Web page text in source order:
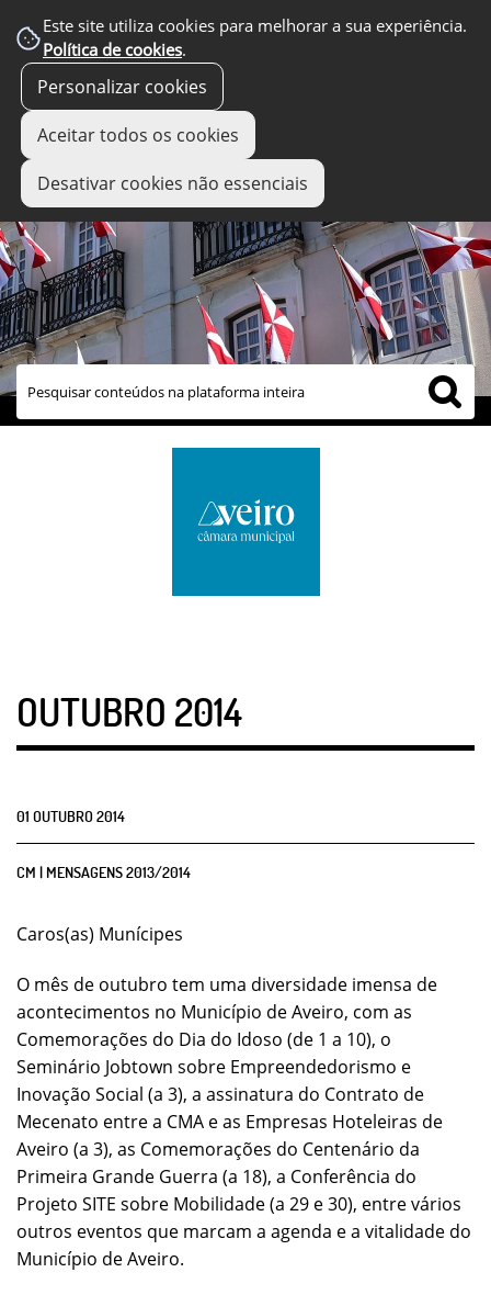
Este site utiliza cookies para melhorar a sua experiência.
Política de cookies.
Personalizar cookies
Aceitar todos os cookies
Desativar cookies não essenciais
links úteis
OUTUBRO 2014
01 OUTUBRO2014
CM | MENSAGENS 2013/2014
Caros(as) Munícipes
O mês de outubro tem uma diversidade imensa de
acontecimentos no Município de Aveiro, com as
Comemorações do Dia do Idoso (de 1 a 10), o
Seminário Jobtown sobre Empreendedorismo e
Inovação Social (a 3), a assinatura do Contrato de
Mecenato entre a CMA e as Empresas Hoteleiras de
Aveiro (a 3), as Comemorações do Centenário da
Primeira Grande Guerra (a 18), a Conferência do
Projeto SITE sobre Mobilidade (a 29 e 30), entre vários
outros eventos que marcam a agenda e a vitalidade do
Município de Aveiro.